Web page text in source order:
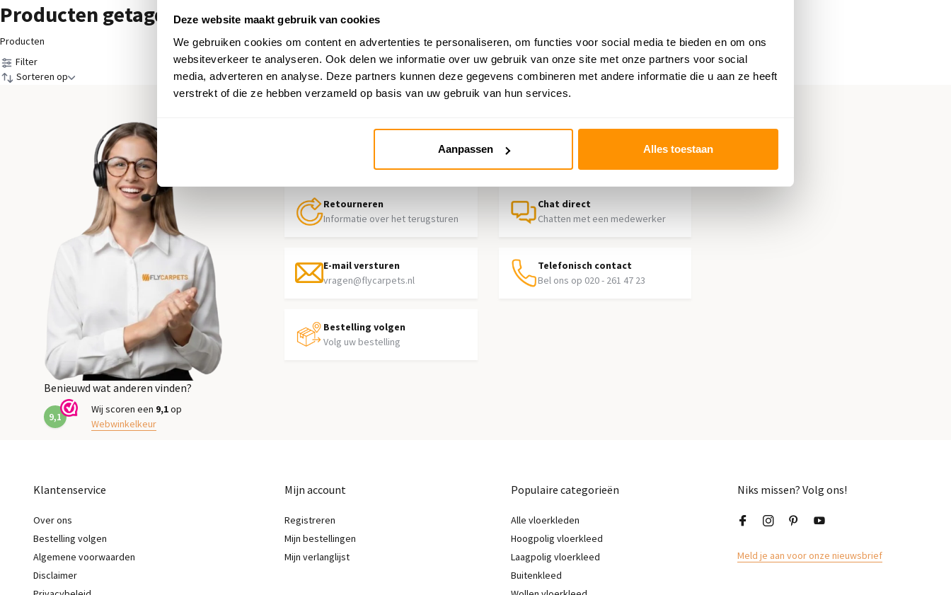
Deze website maakt gebruik van cookies
We gebruiken cookies om content en advertenties te personaliseren, om functies voor social media te bieden en om ons
websiteverkeer te analyseren. Ook delen we informatie over uw gebruik van onze site met onze partners voor social
media, adverteren en analyse. Deze partners kunnen deze gegevens combineren met andere informatie die u aan ze heeft
verstrekt of die ze hebben verzameld op basis van uw gebruik van hun services.
Aanpassen Alles toestaan
Producten getagd met Kids Republic
Producten
Filter
Sorteren op
Hulp nodig?
Retourneren
Informatie over het terugsturen
Chat direct
Chatten met een medewerker
E-mail versturen
vragen@flycarpets.nl
Telefonisch contact
Bel ons op 020 - 261 47 23
Bestelling volgen
Volg uw bestelling
Benieuwd wat anderen vinden?
9,1
Wij scoren een 9,1op
Webwinkelkeur
Klantenservice
Over ons
Bestelling volgen
Algemene voorwaarden
Disclaimer
Mijn account
Registreren
Mijn bestellingen
Mijn verlanglijst
Populaire categorieën
Alle vloerkleden
Hoogpolig vloerkleed
Laagpolig vloerkleed
Buitenkleed
Niks missen? Volg ons!
Meld je aan voor onze nieuwsbrief